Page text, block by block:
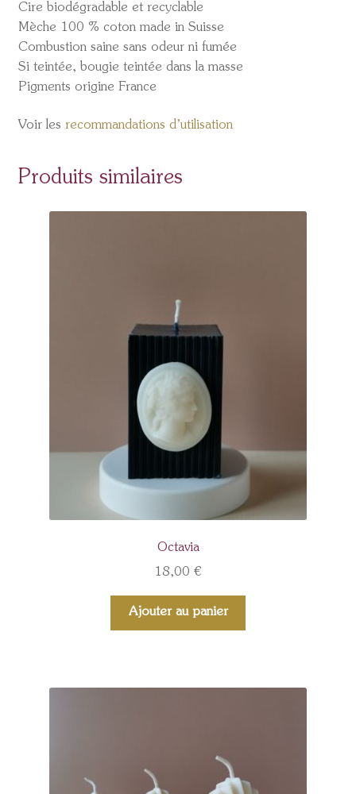
Cire biodégradable et recyclable
Mèche 100 % coton made in Suisse
Combustion saine sans odeur ni fumée
Si teintée, bougie teintée dans la masse
Pigments origine France
Voir les recommandations d’utilisation
Produits similaires
Octavia
18,00 €
Ajouter au panier